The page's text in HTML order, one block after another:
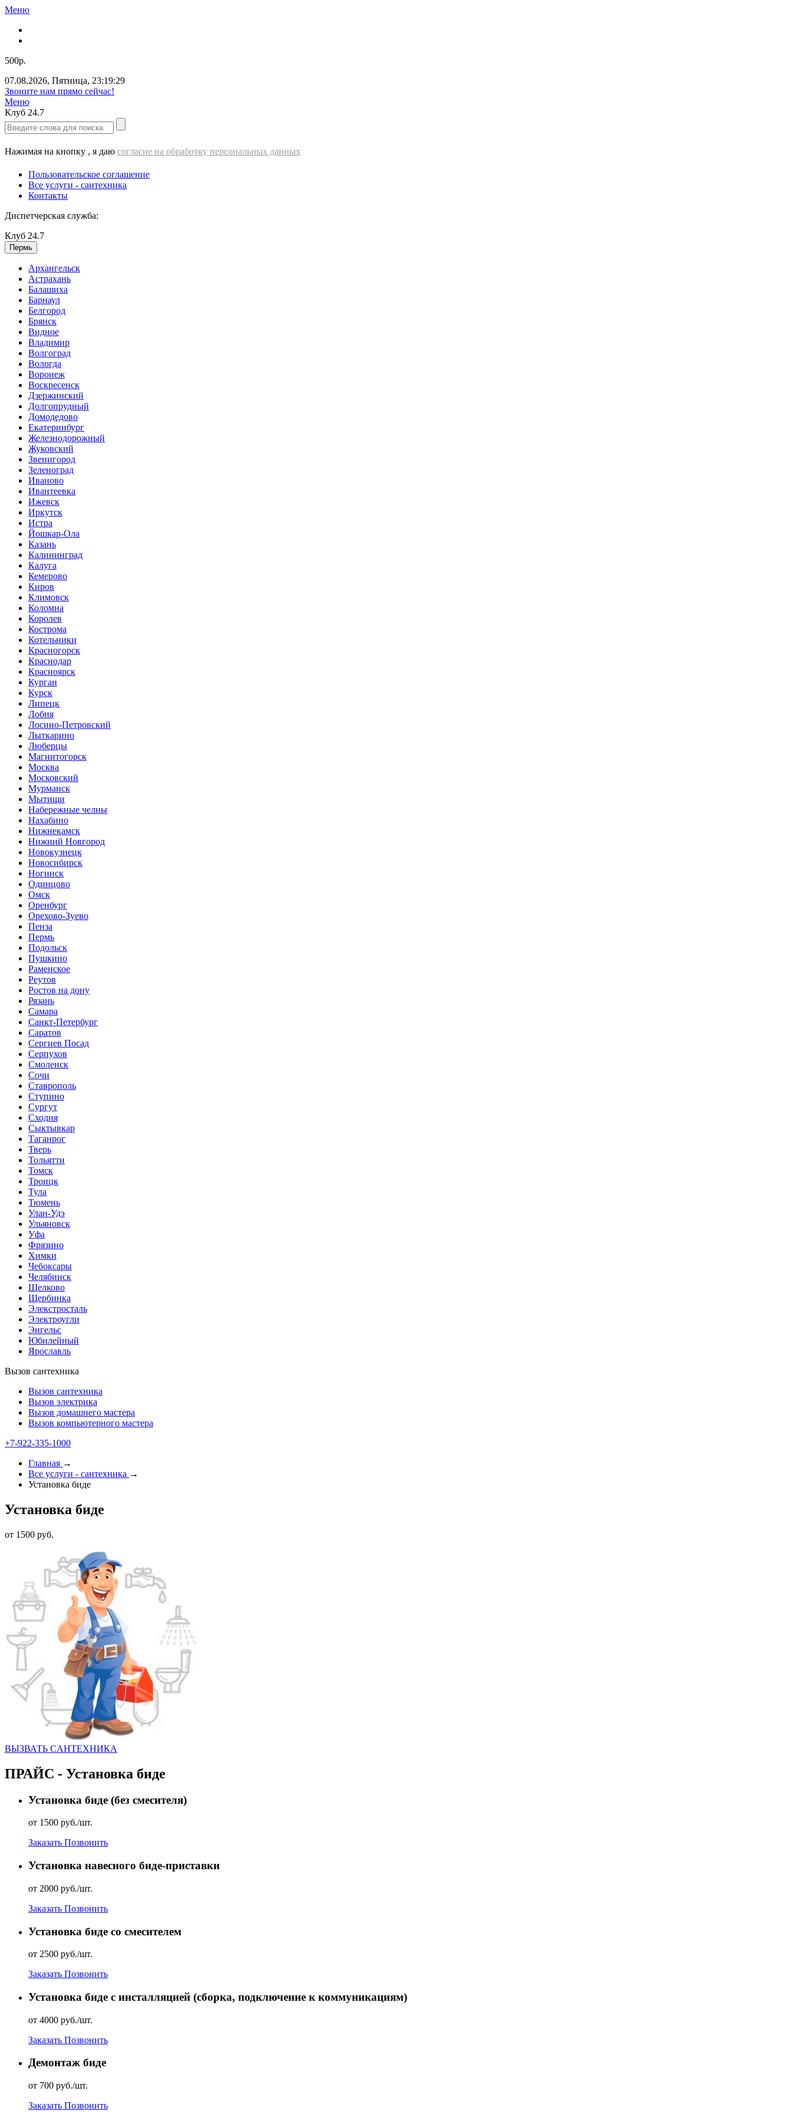
Меню
500р.
07.08.2026, Пятница, 23:19:29
Звоните нам прямо сейчас!
Меню
Клуб 24.7
Нажимая на кнопку , я даю согласие на обработку персональных данных
Пользовательское соглашение
Все услуги - cантехника
Контакты
Диспетчерская служба:
Клуб 24.7
Пермь
Архангельск
Астрахань
Балашиха
Барнаул
Белгород
Брянск
Видное
Владимир
Волгоград
Вологда
Воронеж
Воскресенск
Дзержинский
Долгопрудный
Домодедово
Екатеринбург
Железнодорожный
Жуковский
Звенигород
Зеленоград
Иваново
Ивантеевка
Ижевск
Иркутск
Истра
Йошкар-Ола
Казань
Калининград
Калуга
Кемерово
Киров
Климовск
Коломна
Королев
Кострома
Котельники
Красногорск
Краснодар
Красноярск
Курган
Курск
Липецк
Лобня
Лосино-Петровский
Лыткарино
Люберцы
Магнитогорск
Москва
Московский
Мурманск
Мытищи
Набережные челны
Нахабино
Нижнекамск
Нижний Новгород
Новокузнецк
Новосибирск
Ногинск
Одинцово
Омск
Оренбург
Орехово-Зуево
Пенза
Пермь
Подольск
Пушкино
Раменское
Реутов
Ростов на дону
Рязань
Самара
Санкт-Петербург
Саратов
Сергиев Посад
Серпухов
Смоленск
Сочи
Ставрополь
Ступино
Сургут
Сходня
Сыктывкар
Таганрог
Тверь
Тольятти
Томск
Троицк
Тула
Тюмень
Улан-Удэ
Ульяновск
Уфа
Фрязино
Химки
Чебоксары
Челябинск
Щелково
Щербинка
Элекстросталь
Электроугли
Энгельс
Юбилейный
Ярославль
Вызов сантехника
Вызов сантехника
Вызов электрика
Вызов домашнего мастера
Вызов компьютерного мастера
+7-922-335-1000
Главная →
Все услуги - cантехника →
Установка биде
Установка биде
от 1500 руб.
ВЫЗВАТЬ CАНТЕХНИКА
ПРАЙС - Установка биде
Установка биде (без смесителя)
от 1500 руб./шт.
Заказать Позвонить
Установка навесного биде-приставки
от 2000 руб./шт.
Заказать Позвонить
Установка биде со смесителем
от 2500 руб./шт.
Заказать Позвонить
Установка биде с инсталляцией (сборка, подключение к коммуникациям)
от 4000 руб./шт.
Заказать Позвонить
Демонтаж биде
от 700 руб./шт.
Заказать Позвонить